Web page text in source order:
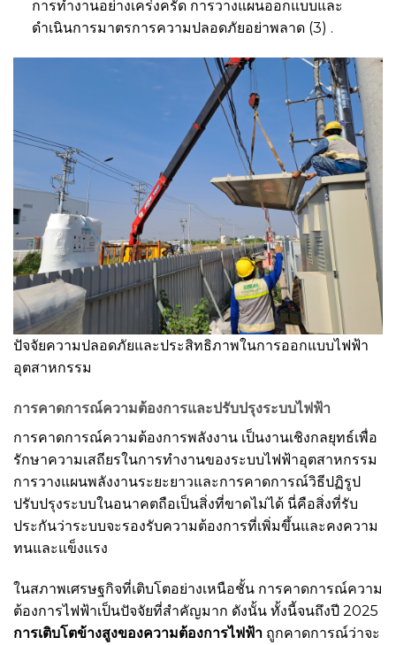
การทำงานอย่างเคร่งครัด การวางแผนออกแบบและ
ดำเนินการมาตรการความปลอดภัยอย่าพลาด (3) .
ปัจจัยความปลอดภัยและประสิทธิภาพในการออกแบบไฟฟ้า
อุตสาหกรรม
การคาดการณ์ความต้องการและปรับปรุงระบบไฟฟ้า
การคาดการณ์ความต้องการพลังงาน เป็นงานเชิงกลยุทธ์เพื่อ
รักษาความเสถียรในการทำงานของระบบไฟฟ้าอุตสาหกรรม
การวางแผนพลังงานระยะยาวและการคาดการณ์วิธีปฏิรูป
ปรับปรุงระบบในอนาคตถือเป็นสิ่งที่ขาดไม่ได้ นี่คือสิ่งที่รับ
ประกันว่าระบบจะรองรับความต้องการที่เพิ่มขึ้นและคงความ
ทนและแข็งแรง
ในสภาพเศรษฐกิจที่เติบโตอย่างเหนือชั้น การคาดการณ์ความ
ต้องการไฟฟ้าเป็นปัจจัยที่สำคัญมาก ดังนั้น ทั้งนี้จนถึงปี 2025
การเติบโตข้างสูงของความต้องการไฟฟ้า ถูกคาดการณ์ว่าจะ